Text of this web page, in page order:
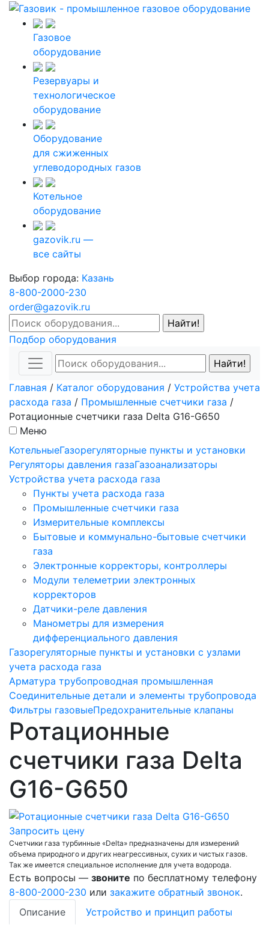
Газовое
оборудование
Резервуары и
технологическое
оборудование
Оборудование
для сжиженных
углеводородных газов
Котельное
оборудование
gazovik.ru —
все сайты
Выбор города: Казань
8-800-2000-230
order@gazovik.ru
Подбор оборудования
Главная / Каталог оборудования / Устройства учета
расхода газа / Промышленные счетчики газа /
Ротационные счетчики газа Delta G16-G650
Меню
КотельныеГазорегуляторные пункты и установки
Регуляторы давления газаГазоанализаторы
Устройства учета расхода газа
Пункты учета расхода газа
Промышленные счетчики газа
Измерительные комплексы
Бытовые и коммунально-бытовые счетчики
газа
Электронные корректоры, контроллеры
Модули телеметрии электронных
корректоров
Датчики-реле давления
Манометры для измерения
дифференциального давления
Газорегуляторные пункты и установки с узлами
учета расхода газа
Арматура трубопроводная промышленная
Соединительные детали и элементы трубопровода
Фильтры газовыеПредохранительные клапаны
Ротационные
счетчики газа Delta
G16-G650
Запросить цену
Счетчики газа турбинные «Delta» предназначены для измерений
объема природного и других неагрессивных, сухих и чистых газов.
Так же имеется специальное исполнение для учета водорода.
Есть вопросы — звоните по бесплатному телефону
8-800-2000-230 или закажите обратный звонок.
Описание
Устройство и принцип работы